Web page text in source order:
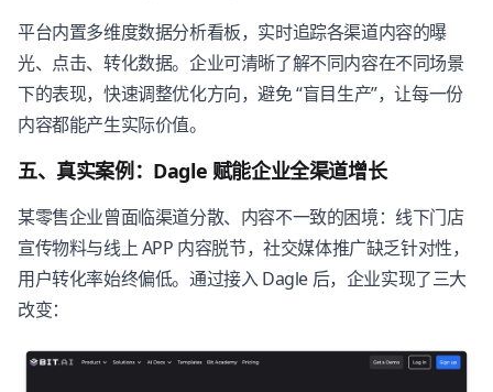
平台内置多维度数据分析看板，实时追踪各渠道内容的曝
光、点击、转化数据。企业可清晰了解不同内容在不同场景
下的表现，快速调整优化方向，避免 “盲目生产”，让每一份
内容都能产生实际价值。
五、真实案例：Dagle 赋能企业全渠道增长
某零售企业曾面临渠道分散、内容不一致的困境：线下门店
宣传物料与线上 APP 内容脱节，社交媒体推广缺乏针对性，
用户转化率始终偏低。通过接入 Dagle 后，企业实现了三大
改变：